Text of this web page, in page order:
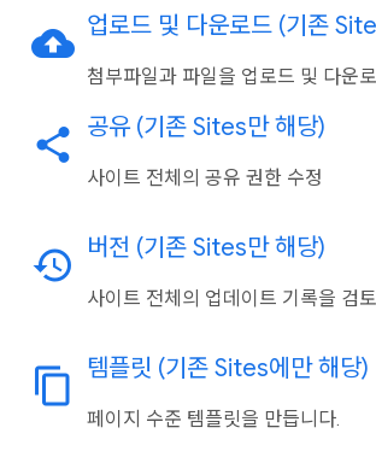
cloud_upload 업로드 및 다운로드 (기존
첨부파일과 파일을 업로드 및 다운
share 공유 (기존 Sites만 해당)
사이트 전체의 공유 권한 수정
history 버전 (기존 Sites만 해당)
사이트 전체의 업데이트 기록을 검
content_copy 템플릿 (기존 Sites에만 해당)
페이지 수준 템플릿을 만듭니다.